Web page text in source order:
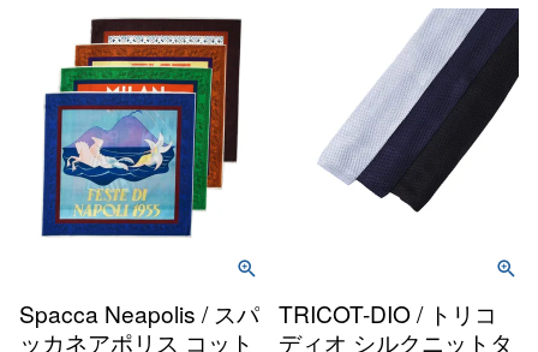
Spacca Neapolis / スパ
ッカネアポリス コット
TRICOT-DIO / トリコ
ディオ シルクニットタ